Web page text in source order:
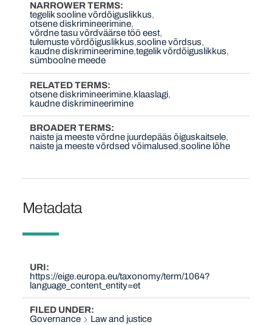
NARROWER TERMS
tegelik sooline võrdõiguslikkus
otsene diskrimineerimine
võrdne tasu võrdväärse töö eest
tulemuste võrdõiguslikkus sooline võrdsus
kaudne diskrimineerimine tegelik võrdõiguslikkus
sümboolne meede
RELATED TERMS
otsene diskrimineerimine klaaslagi
kaudne diskrimineerimine
BROADER TERMS
naiste ja meeste võrdne juurdepääs õiguskaitsele
naiste ja meeste võrdsed võimalused sooline lõhe
Metadata
URI
https://eige.europa.eu/taxonomy/term/1064?
language_content_entity=et
FILED UNDER
Governance
Law and justice